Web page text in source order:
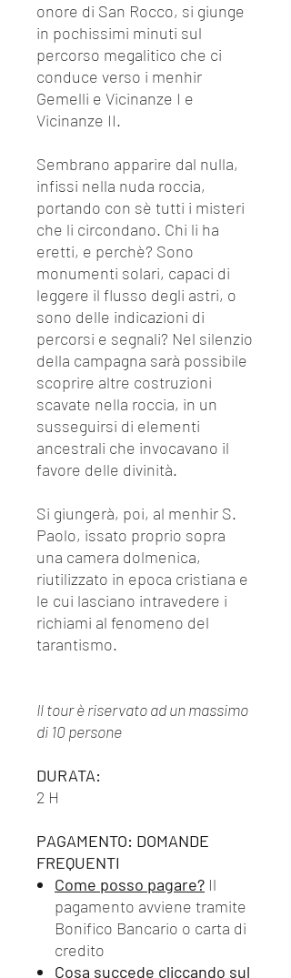
onore di San Rocco, si giunge
in pochissimi minuti sul
percorso megalitico che ci
conduce verso i menhir
Gemelli e Vicinanze I e
Vicinanze II.
Sembrano apparire dal nulla,
infissi nella nuda roccia,
portando con sè tutti i misteri
che li circondano. Chi li ha
eretti, e perchè? Sono
monumenti solari, capaci di
leggere il flusso degli astri, o
sono delle indicazioni di
percorsi e segnali? Nel silenzio
della campagna sarà possibile
scoprire altre costruzioni
scavate nella roccia, in un
susseguirsi di elementi
ancestrali che invocavano il
favore delle divinità.
Si giungerà, poi, al menhir S.
Paolo, issato proprio sopra
una camera dolmenica,
riutilizzato in epoca cristiana e
le cui lasciano intravedere i
richiami al fenomeno del
tarantismo.
Il tour è riservato ad un massimo
di 10 persone
DURATA:
2 H
PAGAMENTO: DOMANDE
FREQUENTI
Come posso pagare? Il
pagamento avviene tramite
Bonifico Bancario o carta di
credito
Cosa succede cliccando sul